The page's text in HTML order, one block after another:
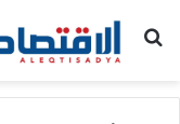
بحث عن